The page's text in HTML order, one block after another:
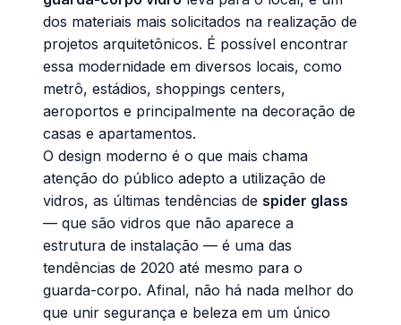
dos materiais mais solicitados na realização de
projetos arquitetônicos. É possível encontrar
essa modernidade em diversos locais, como
metrô, estádios, shoppings centers,
aeroportos e principalmente na decoração de
casas e apartamentos.
O design moderno é o que mais chama
atenção do público adepto a utilização de
vidros, as últimas tendências de spider glass
— que são vidros que não aparece a
estrutura de instalação — é uma das
tendências de 2020 até mesmo para o
guarda-corpo. Afinal, não há nada melhor do
que unir segurança e beleza em um único